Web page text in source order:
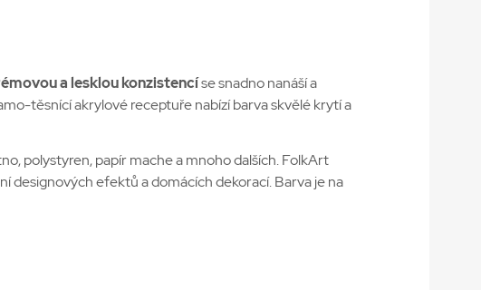
a lesklou konzistencíse snadno nanáší a
těsnící akrylové receptuře nabízí barva skvělé krytí a
polystyren, papír mache a mnoho dalších. FolkArt
designových efektů a domácích dekorací. Barva je na